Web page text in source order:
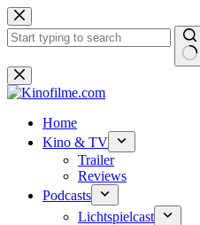
Zum
Inhalt
springen
Keine
Ergebnisse
Home
Kino & TV
Trailer
Reviews
Podcasts
Lichtspielcast